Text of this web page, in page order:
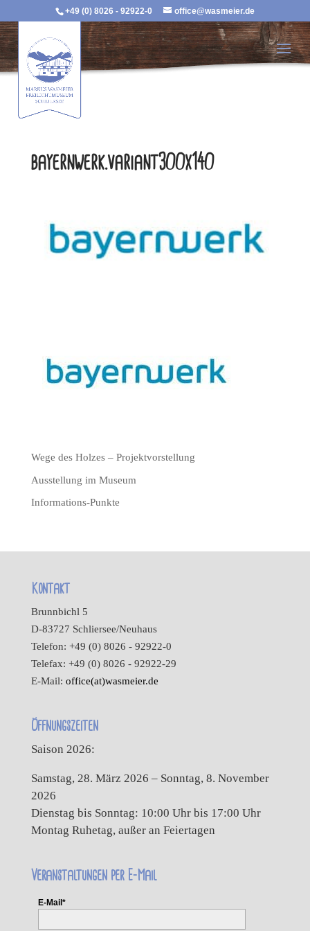
+49 (0) 8026 - 92922-0 office@wasmeier.de
bayernwerk.variant300x140
Wege des Holzes – Projektvorstellung
Ausstellung im Museum
Informations-Punkte
Kontakt
Brunnbichl 5
D-83727 Schliersee/Neuhaus
Telefon: +49 (0) 8026 - 92922-0
Telefax: +49 (0) 8026 - 92922-29
E-Mail: office(at)wasmeier.de
Öffnungszeiten
Saison 2026:
Samstag, 28. März 2026 – Sonntag, 8. November
2026
Dienstag bis Sonntag: 10:00 Uhr bis 17:00 Uhr
Montag Ruhetag, außer an Feiertagen
Veranstaltungen per E-Mail
E-Mail*